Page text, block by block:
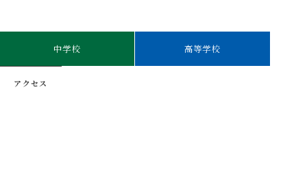
中学校 高等学校
アクセス